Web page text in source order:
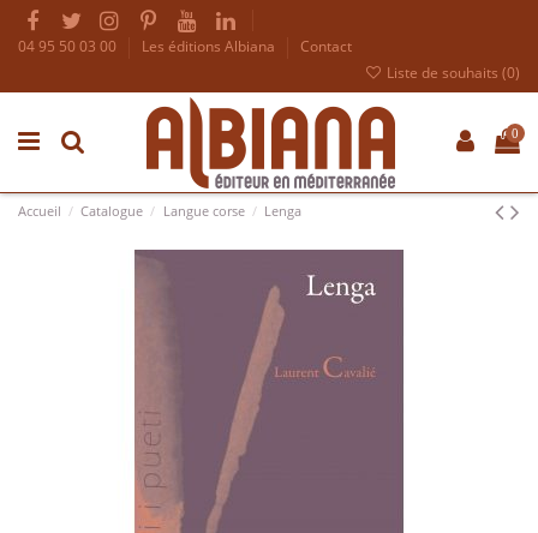
04 95 50 03 00 Les éditions Albiana
Contact
Liste de souhaits (0)
0
Accueil Catalogue Langue corse Lenga